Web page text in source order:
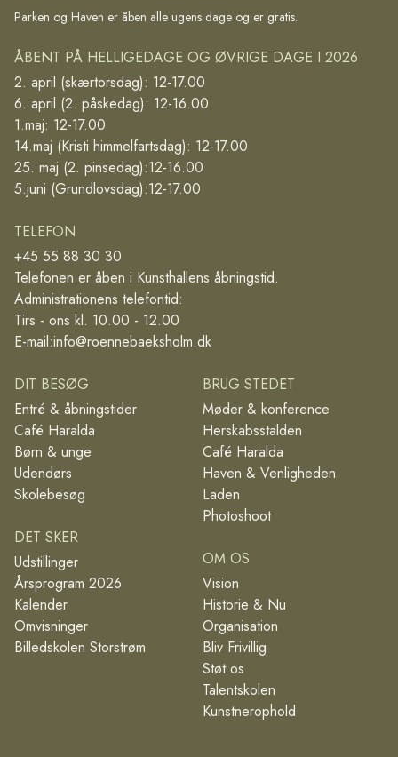
Parken og Haven er åben alle ugens dage og er gratis.
ÅBENT PÅ HELLIGEDAGE OG ØVRIGE DAGE I 2026
2. april (skærtorsdag): 12-17.00
6. april (2. påskedag): 12-16.00
1.maj: 12-17.00
14.maj (Kristi himmelfartsdag): 12-17.00
25. maj (2. pinsedag):12-16.00
5.juni (Grundlovsdag):12-17.00
TELEFON
+45 55 88 30 30
Telefonen er åben i Kunsthallens åbningstid.
Administrationens telefontid:
Tirs - ons kl. 10.00 - 12.00
E-mail:info@roennebaeksholm.dk
DIT BESØG
Entré & åbningstider
Café Haralda
Børn & unge
Udendørs
Skolebesøg
DET SKER
Udstillinger
Årsprogram 2026
Kalender
Omvisninger
Billedskolen Storstrøm
BRUG STEDET
Møder & konference
Herskabsstalden
Café Haralda
Haven & Venligheden
Laden
Photoshoot
OM OS
Vision
Historie & Nu
Organisation
Bliv Frivillig
Støt os
Talentskolen
Kunstnerophold